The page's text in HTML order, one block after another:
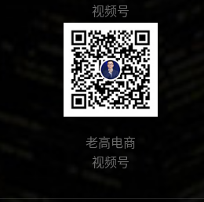
视频号
老高电商
视频号